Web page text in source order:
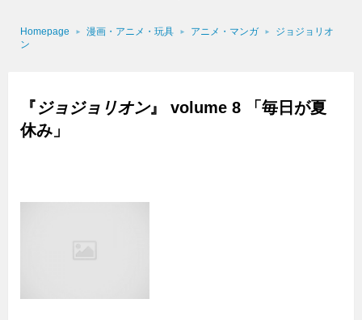
Homepage 漫画・アニメ・玩具 アニメ・マンガ
ジョジョリオ
ン
『 ジョジョリオン』 volume 8 「毎日が夏
休み」